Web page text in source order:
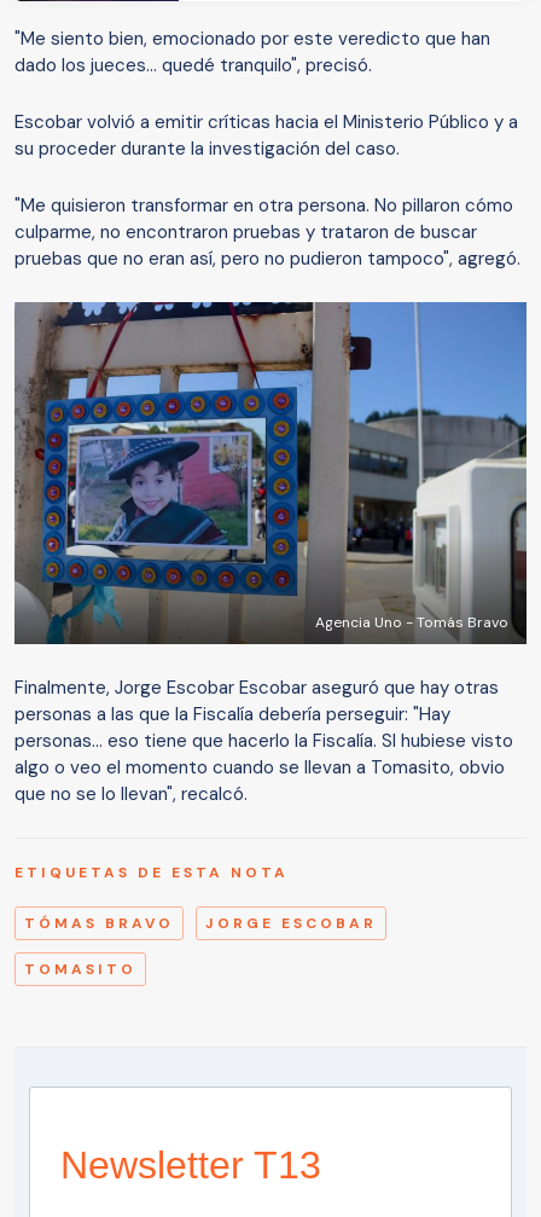
"Me siento bien, emocionado por este veredicto que han
dado los jueces... quedé tranquilo", precisó.
Escobar volvió a emitir críticas hacia el Ministerio Público y a
su proceder durante la investigación del caso.
"Me quisieron transformar en otra persona. No pillaron cómo
culparme, no encontraron pruebas y trataron de buscar
pruebas que no eran así, pero no pudieron tampoco", agregó.
Agencia Uno - Tomás Bravo
Finalmente, Jorge Escobar Escobar aseguró que hay otras
personas a las que la Fiscalía debería perseguir: "Hay
personas... eso tiene que hacerlo la Fiscalía. SI hubiese visto
algo o veo el momento cuando se llevan a Tomasito, obvio
que no se lo llevan", recalcó.
ETIQUETAS DE ESTA NOTA
TÓMAS BRAVO JORGE ESCOBAR
TOMASITO
Newsletter T13